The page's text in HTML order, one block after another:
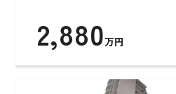
2,880万円